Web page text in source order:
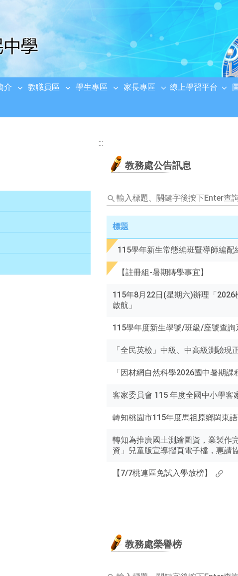
介 教職員區 學生專區 家長專區 線上學習平台
:::
教務處公告訊息
輸
入
標
題、
關
鍵
後
按
Enter
查
標題
115學年新生常態編班暨導師編配
【註冊組-暑期轉學事宜】
115年8月22日(星期六)辦理「
啟航」
115學年度新生學號/班級/座號查詢
「全民英檢」中級、中高級測驗現
「因材網自然科學2026國中暑期課
客家委員會 115 年度全國中小學客
轉知桃園市115年度馬祖原鄉閩東
轉知為推廣國土測繪圖資，業製作
資」兒童版宣導摺頁電子檔，惠請
【7/7桃連區免試入學放榜】
教務處榮譽榜
輸